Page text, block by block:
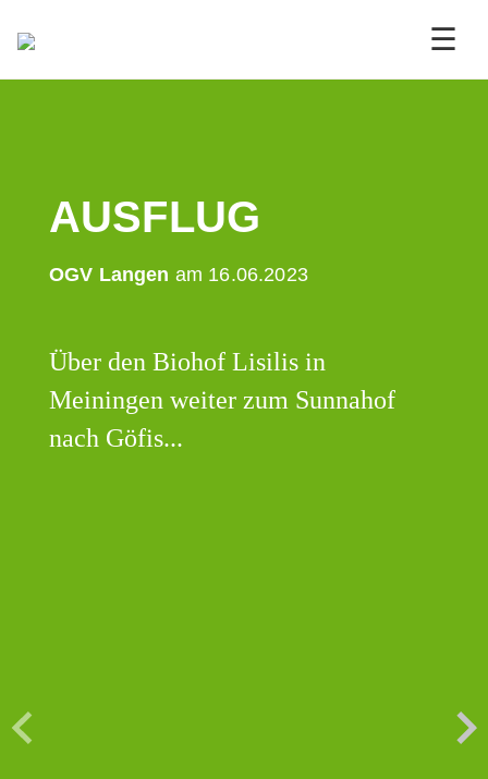
☰
AUSFLUG
OGV Langen am 16.06.2023
Über den Biohof Lisilis in
Meiningen weiter zum Sunnahof
nach Göfis...